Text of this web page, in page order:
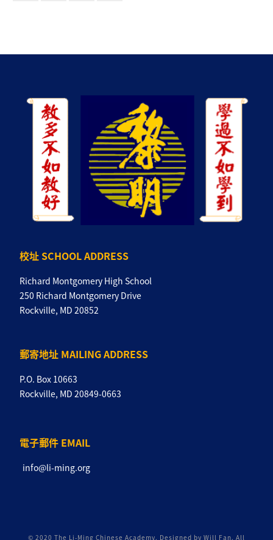
校址 SCHOOL ADDRESS
Richard Montgomery High School
250 Richard Montgomery Drive
Rockville, MD 20852
郵寄地址 MAILING ADDRESS
P.O. Box 10663
Rockville, MD 20849-0663
電子郵件 EMAIL
info@li-ming.org
© 2020 The Li-Ming Chinese Academy. Designed by Will Fan. All